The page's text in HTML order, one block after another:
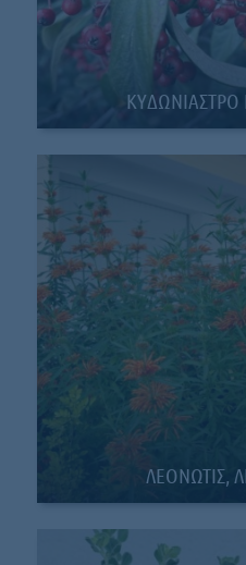
ΛΕΟΝΩΤΙΣ,